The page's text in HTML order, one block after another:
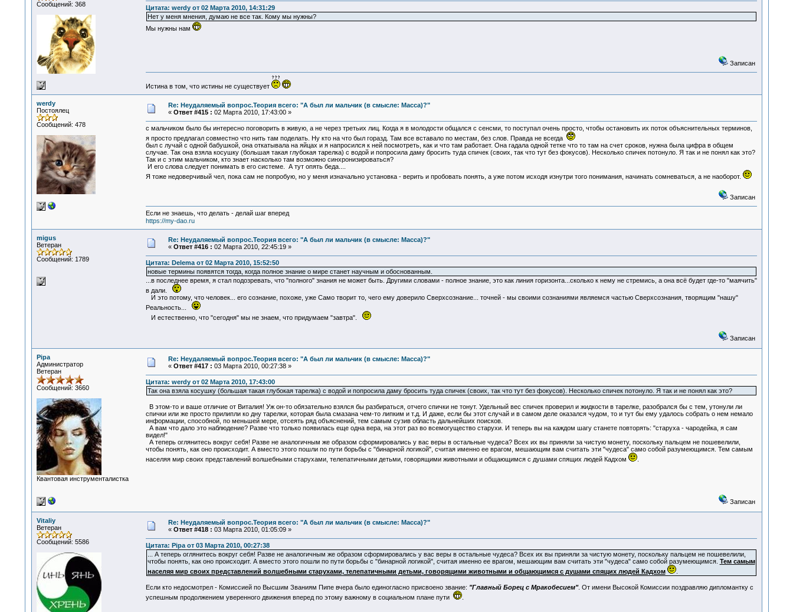
Сообщений: 368
Цитата: werdy от 02 Марта 2010, 14:31:29
Нет у меня мнения, думаю не все так. Кому мы нужны?
Мы нужны нам
Записан
Истина в том, что истины не существует
werdy
Постоялец
Сообщений: 478
Re: Неудаляемый вопрос.Теория всего: "А был ли мальчик (в смысле: Масса)?"
« Ответ #415 : 02 Марта 2010, 17:43:00 »
с мальчиком было бы интересно поговорить в живую, а не через третьих лиц. Когда я в молодости общался с сенсми, то поступал очень просто, чтобы остановить их поток объяснительных терминов,
я просто предлагал совместно что нить там поделать. Ну кто на что был горазд. Там все вставало по местам, без слов. Правда не всегда
был с лучай с одной бабушкой, она откатывала на яйцах и я напросился к ней посмотреть, как и что там работает. Она гадала одной тетке что то там на счет сроков, нужна была цифра в общем
случае. Так она взяла косушку (большая такая глубокая тарелка) с водой и попросила даму бросить туда спичек (своих, так что тут без фокусов). Несколько спичек потонуло. Я так и не понял как это?
Так и с этим мальчиком, кто знает насколько там возможно синхронизироваться?
И его слова следует понимать в его системе. А тут опять беда....
Я тоже недоверчивый чел, пока сам не попробую, но у меня изначально установка - верить и пробовать понять, а уже потом исходя изнутри того понимания, начинать сомневаться, а не наоборот.
Записан
Если не знаешь, что делать - делай шаг вперед
https://my-dao.ru
migus
Ветеран
Сообщений: 1789
Re: Неудаляемый вопрос.Теория всего: "А был ли мальчик (в смысле: Масса)?"
« Ответ #416 : 02 Марта 2010, 22:45:19 »
Цитата: Delema от 02 Марта 2010, 15:52:50
новые термины появятся тогда, когда полное знание о мире станет научным и обоснованным.
...в последнее время, я стал подозревать, что "полного" знания не может быть. Другими словами - полное знание, это как линия горизонта...сколько к нему не стремись, а она всё будет где-то "маячить"
в дали.
И это потому, что человек... его сознание, похоже, уже Само творит то, чего ему доверило Сверхсознание... точней - мы своими сознаниями являемся частью Сверхсознания, творящим "нашу"
Реальность...
И естественно, что "сегодня" мы не знаем, что придумаем "завтра".
Записан
Pipa
Администратор
Ветеран
Сообщений: 3660
Квантовая инструменталистка
Re: Неудаляемый вопрос.Теория всего: "А был ли мальчик (в смысле: Масса)?"
« Ответ #417 : 03 Марта 2010, 00:27:38 »
Цитата: werdy от 02 Марта 2010, 17:43:00
Так она взяла косушку (большая такая глубокая тарелка) с водой и попросила даму бросить туда спичек (своих, так что тут без фокусов). Несколько спичек потонуло. Я так и не понял как это?
В этом-то и ваше отличие от Виталия! Уж он-то обязательно взялся бы разбираться, отчего спички не тонут. Удельный вес спичек проверил и жидкости в тарелке, разобрался бы с тем, утонули ли
спички или же просто прилипли ко дну тарелки, которая была смазана чем-то липким и т.д. И даже, если бы этот случай и в самом деле оказался чудом, то и тут бы ему удалось собрать о нем немало
информации, способной, по меньшей мере, отсеять ряд объяснений, тем самым сузив область дальнейших поисков.
А вам что дало это наблюдение? Разве что только появилась еще одна вера, на этот раз во всемогущество старухи. И теперь вы на каждом шагу станете повторять: "старуха - чародейка, я сам
видел!"
А теперь оглянитесь вокруг себя! Разве не аналогичным же образом сформировались у вас веры в остальные чудеса? Всех их вы приняли за чистую монету, поскольку пальцем не пошевелили,
чтобы понять, как оно происходит. А вместо этого пошли по пути борьбы с "бинарной логикой", считая именно ее врагом, мешающим вам считать эти "чудеса" само собой разумеющимся. Тем самым
населяя мир своих представлений волшебными старухами, телепатичными детьми, говорящими животными и общающимся с душами спящих людей Кадхом
.
Записан
Vitaliy
Ветеран
Сообщений: 5586
Re: Неудаляемый вопрос.Теория всего: "А был ли мальчик (в смысле: Масса)?"
« Ответ #418 : 03 Марта 2010, 01:05:09 »
Цитата: Pipa от 03 Марта 2010, 00:27:38
... А теперь оглянитесь вокруг себя! Разве не аналогичным же образом сформировались у вас веры в остальные чудеса? Всех их вы приняли за чистую монету, поскольку пальцем не пошевелили,
чтобы понять, как оно происходит. А вместо этого пошли по пути борьбы с "бинарной логикой", считая именно ее врагом, мешающим вам считать эти "чудеса" само собой разумеющимся. Тем самым
населяя мир своих представлений волшебными старухами, телепатичными детьми, говорящими животными и общающимся с душами спящих людей Кадхом
.
Если кто недосмотрел - Комиссией по Высшим Званиям Пипе вчера было единогласно присвоено звание: "Главный Борец с Мракобесием". От имени Высокой Комиссии поздравляю дипломантку с
успешным продолжением уверенного движения вперед по этому важному в социальном плане пути
.